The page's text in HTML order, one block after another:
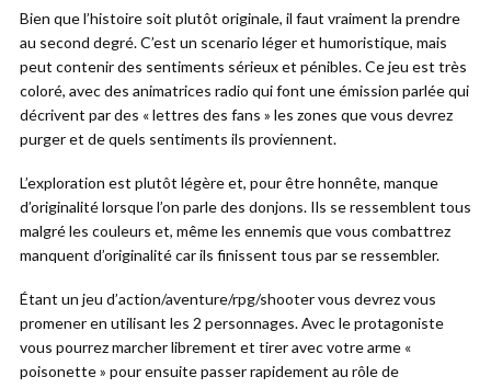
Bien que l’histoire soit plutôt originale, il faut vraiment la prendre
au second degré. C’est un scenario léger et humoristique, mais
peut contenir des sentiments sérieux et pénibles. Ce jeu est très
coloré, avec des animatrices radio qui font une émission parlée qui
décrivent par des « lettres des fans » les zones que vous devrez
purger et de quels sentiments ils proviennent.
L’exploration est plutôt légère et, pour être honnête, manque
d’originalité lorsque l’on parle des donjons. Ils se ressemblent tous
malgré les couleurs et, même les ennemis que vous combattrez
manquent d’originalité car ils finissent tous par se ressembler.
Étant un jeu d’action/aventure/rpg/shooter vous devrez vous
promener en utilisant les 2 personnages. Avec le protagoniste
vous pourrez marcher librement et tirer avec votre arme «
poisonette » pour ensuite passer rapidement au rôle de